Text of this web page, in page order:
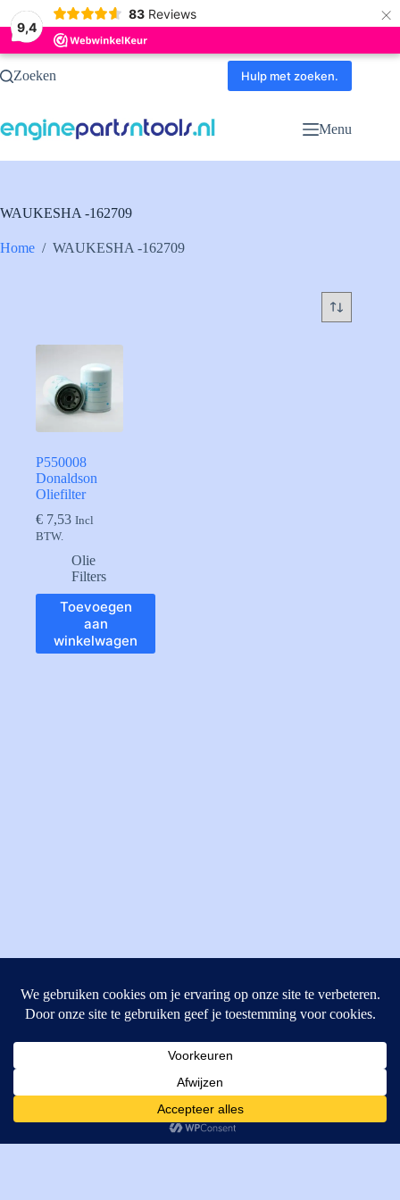
9,4
83 Reviews ×
Ga
naarZoeken Hulp met zoeken.
Menu
WAUKESHA -162709
Home / WAUKESHA -162709
P550008
Donaldson
Oliefilter
€ 7,53 Incl
BTW.
Olie
Filters
Toevoegen
aan
winkelwagen
4462GE, Goes
T: +31 (0) 111-484438
M:parts@mitechniek.nl
VAT: NL862802295B01
Cookies helpen ons bij het leveren van onze diensten. Door
gebruik te maken van onze diensten, gaat u akkoord met ons
gebruik van cookies.